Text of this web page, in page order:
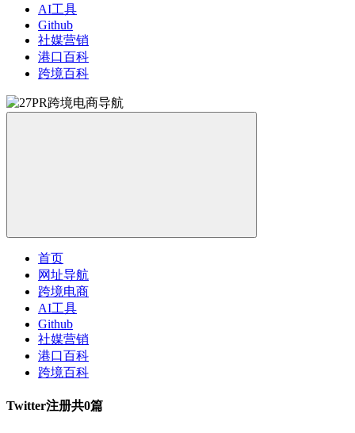
AI工具
Github
社媒营销
港口百科
跨境百科
首页
网址导航
跨境电商
AI工具
Github
社媒营销
港口百科
跨境百科
Twitter注册共0篇